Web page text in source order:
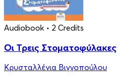
Audiobook • 2 Credits
Οι Τρεις Στοματοφύλακες
Κρυσταλλένια Βιγγοπούλου